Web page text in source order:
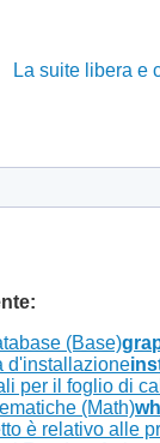
La suite libera e
(Base)
d'installazione
per il foglio di
(Math)
è relativo alle